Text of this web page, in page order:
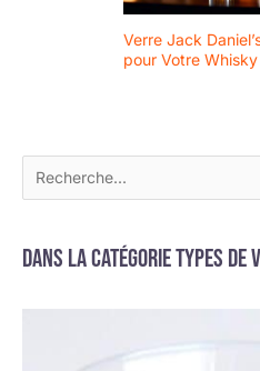
Verre Jack
pour Votre Whisky
Dans la catégorie Types de